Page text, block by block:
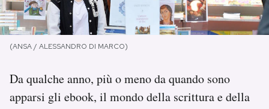
SHOP
CALENDARIO
(ANSA / ALESSANDRO DI MARCO)
Da qualche anno, più o meno da quando sono
apparsi gli ebook, il mondo della scrittura e della